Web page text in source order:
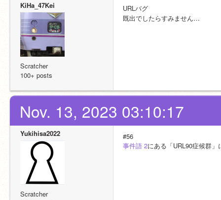
KiHa_47Kei
Scratcher
100+ posts
URLバグ
既出でしたらすみません…
Nov. 13, 2023 03:10:17
Yukihisa2022
Scratcher
#56
事件語 2にある「URL90症候群